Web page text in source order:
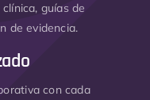
guías de
de evidencia.
con cada